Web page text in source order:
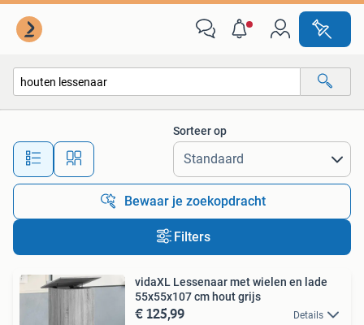
Alle afstanden…
Sorteer op
Bewaar je zoekopdracht
Filters
vidaXL Lessenaar met wielen en lade
55x55x107 cm hout grijs
€ 125,99 Details